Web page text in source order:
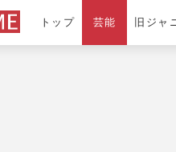
トップ 芸能 旧ジャ